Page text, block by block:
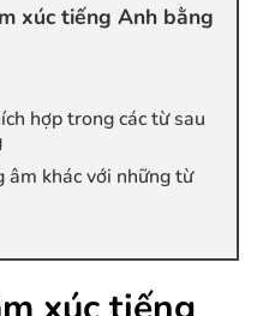
xúc tiếng Anh bằng
hợp trong các từ sau
khác với những từ